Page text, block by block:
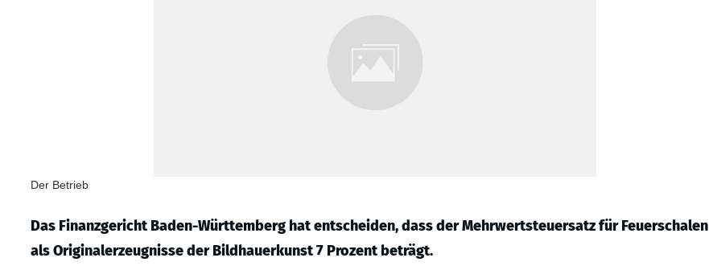
Der Betrieb
Das Finanzgericht Baden-Württemberg hat entscheiden, dass der Mehrwertsteuersatz für Feuerschalen
als Originalerzeugnisse der Bildhauerkunst 7 Prozent beträgt.